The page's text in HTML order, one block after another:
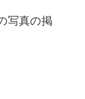
写真の掲